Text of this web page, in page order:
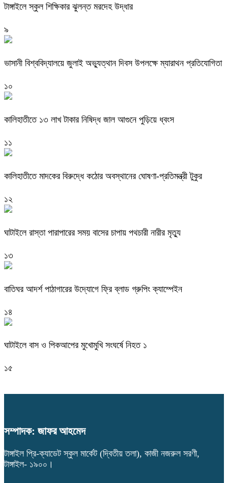
টাঙ্গাইলে স্কুল শিক্ষিকার ঝুলন্ত মরদেহ উদ্ধার
৯
ভাসানী বিশ্ববিদ্যালয়ে জুলাই অভ্যুত্থান দিবস উপলক্ষে ম্যারাথন প্রতিযোগিতা
১০
কালিহাতীতে ১৩ লাখ টাকার নিষিদ্ধ জাল আগুনে পুড়িয়ে ধ্বংস
১১
কালিহাতীতে মাদকের বিরুদ্ধে কঠোর অবস্থানের ঘোষণা-প্রতিমন্ত্রী টুকুর
১২
ঘাটাইলে রাস্তা পারাপারের সময় বাসের চাপায় পথচারী নারীর মৃত্যু
১৩
বাতিঘর আদর্শ পাঠাগারের উদ্যোগে ফ্রি ব্লাড গ্রুপিং ক্যাম্পেইন
১৪
ঘাটাইলে বাস ও পিকআপের মুখোমুখি সংঘর্ষে নিহত ১
১৫
সম্পাদক: জাফর আহমেদ
টাঙ্গাইল প্রি-ক্যাডেট স্কুল মার্কেট (দ্বিতীয় তলা), কাজী নজরুল সরণী,
টাঙ্গাইল- ১৯০০।